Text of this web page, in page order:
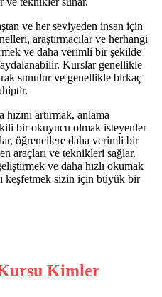
ve her seviyeden insan için
araştırmacılar ve herhangi
ve daha verimli bir şekilde
Kurslar genellikle
sunulur ve genellikle birkaç
artırmak, anlama
bir okuyucu olmak isteyenler
öğrencilere daha verimli bir
araçları ve teknikleri sağlar.
ve daha hızlı okumak
keşfetmek sizin için büyük bir
Kimler